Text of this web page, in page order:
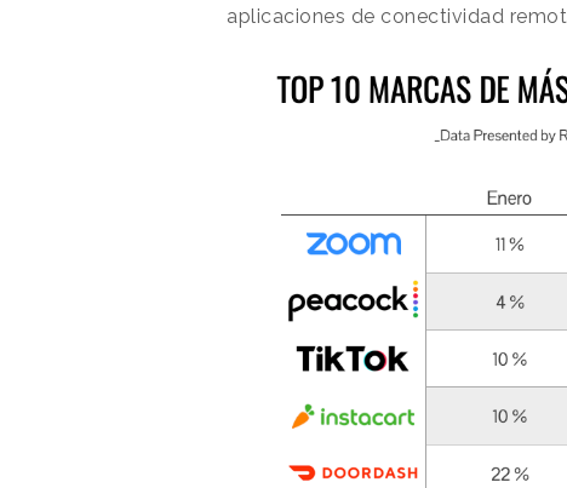
aplicaciones de conectividad